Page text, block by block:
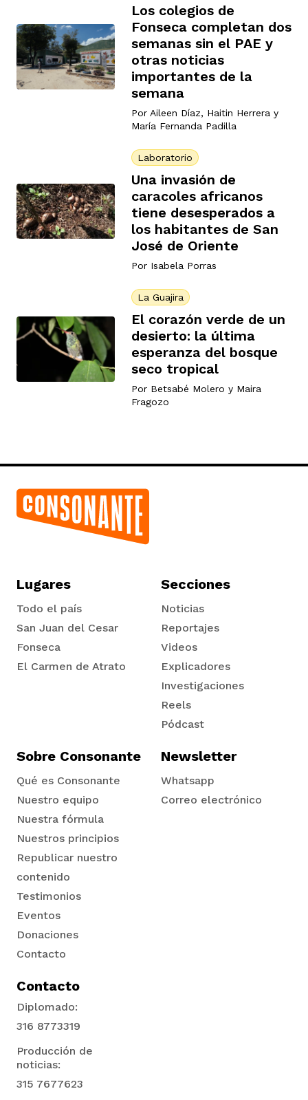
Los colegios de
Fonseca completan dos
semanas sin el PAE y
otras noticias
importantes de la
semana
Por Aileen Díaz, Haitin Herrera y
María Fernanda Padilla
Laboratorio
Una invasión de
caracoles africanos
tiene desesperados a
los habitantes de San
José de Oriente
Por Isabela Porras
La Guajira
El corazón verde de un
desierto: la última
esperanza del bosque
seco tropical
Por Betsabé Molero y Maira
Fragozo
Lugares
Todo el país
San Juan del Cesar
Fonseca
El Carmen de Atrato
Secciones
Noticias
Reportajes
Videos
Explicadores
Investigaciones
Reels
Pódcast
Sobre Consonante
Qué es Consonante
Nuestro equipo
Nuestra fórmula
Nuestros principios
Republicar nuestro
contenido
Testimonios
Eventos
Donaciones
Contacto
Newsletter
Whatsapp
Correo electrónico
Contacto
Diplomado:
316 8773319
Producción de
noticias:
315 7677623